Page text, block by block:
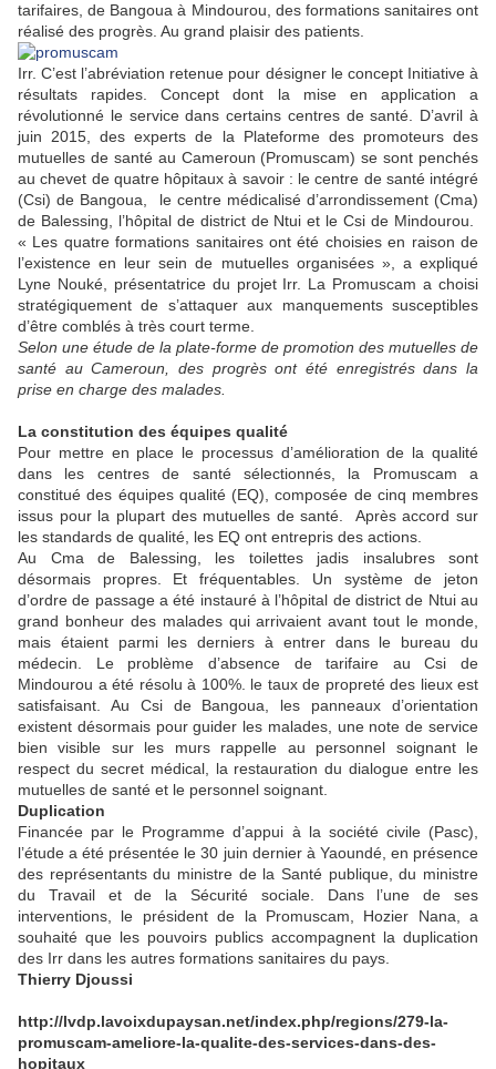
tarifaires, de Bangoua à Mindourou, des formations sanitaires ont
réalisé des progrès. Au grand plaisir des patients.
Irr. C’est l’abréviation retenue pour désigner le concept Initiative à
résultats rapides. Concept dont la mise en application a
révolutionné le service dans certains centres de santé. D’avril à
juin 2015, des experts de la Plateforme des promoteurs des
mutuelles de santé au Cameroun (Promuscam) se sont penchés
au chevet de quatre hôpitaux à savoir : le centre de santé intégré
(Csi) de Bangoua, le centre médicalisé d’arrondissement (Cma)
de Balessing, l’hôpital de district de Ntui et le Csi de Mindourou.
« Les quatre formations sanitaires ont été choisies en raison de
l’existence en leur sein de mutuelles organisées », a expliqué
Lyne Nouké, présentatrice du projet Irr. La Promuscam a choisi
stratégiquement de s’attaquer aux manquements susceptibles
d’être comblés à très court terme.
Selon une étude de la plate-forme de promotion des mutuelles de
santé au Cameroun, des progrès ont été enregistrés dans la
prise en charge des malades.
La constitution des équipes qualité
Pour mettre en place le processus d’amélioration de la qualité
dans les centres de santé sélectionnés, la Promuscam a
constitué des équipes qualité (EQ), composée de cinq membres
issus pour la plupart des mutuelles de santé. Après accord sur
les standards de qualité, les EQ ont entrepris des actions.
Au Cma de Balessing, les toilettes jadis insalubres sont
désormais propres. Et fréquentables. Un système de jeton
d’ordre de passage a été instauré à l’hôpital de district de Ntui au
grand bonheur des malades qui arrivaient avant tout le monde,
mais étaient parmi les derniers à entrer dans le bureau du
médecin. Le problème d’absence de tarifaire au Csi de
Mindourou a été résolu à 100%. le taux de propreté des lieux est
satisfaisant. Au Csi de Bangoua, les panneaux d’orientation
existent désormais pour guider les malades, une note de service
bien visible sur les murs rappelle au personnel soignant le
respect du secret médical, la restauration du dialogue entre les
mutuelles de santé et le personnel soignant.
Duplication
Financée par le Programme d’appui à la société civile (Pasc),
l’étude a été présentée le 30 juin dernier à Yaoundé, en présence
des représentants du ministre de la Santé publique, du ministre
du Travail et de la Sécurité sociale. Dans l’une de ses
interventions, le président de la Promuscam, Hozier Nana, a
souhaité que les pouvoirs publics accompagnent la duplication
des Irr dans les autres formations sanitaires du pays.
Thierry Djoussi
http://lvdp.lavoixdupaysan.net/index.php/regions/279-la-
promuscam-ameliore-la-qualite-des-services-dans-des-
hopitaux